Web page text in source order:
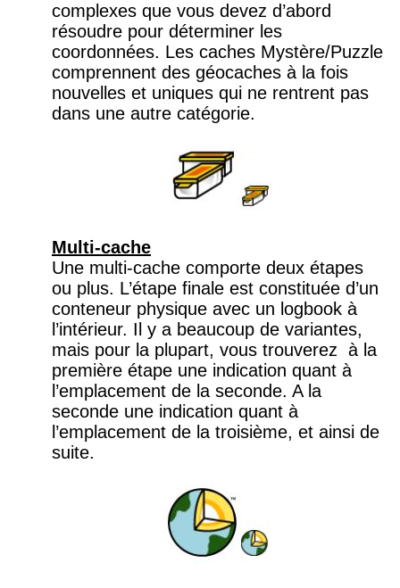
complexes que vous devez d’abord
résoudre pour déterminer les
coordonnées. Les caches Mystère/Puzzle
comprennent des géocaches à la fois
nouvelles et uniques qui ne rentrent pas
dans une autre catégorie.
Multi-cache
Une multi-cache comporte deux étapes
ou plus. L’étape finale est constituée d’un
conteneur physique avec un logbook à
l’intérieur. Il y a beaucoup de variantes,
mais pour la plupart, vous trouverez à la
première étape une indication quant à
l’emplacement de la seconde. A la
seconde une indication quant à
l’emplacement de la troisième, et ainsi de
suite.